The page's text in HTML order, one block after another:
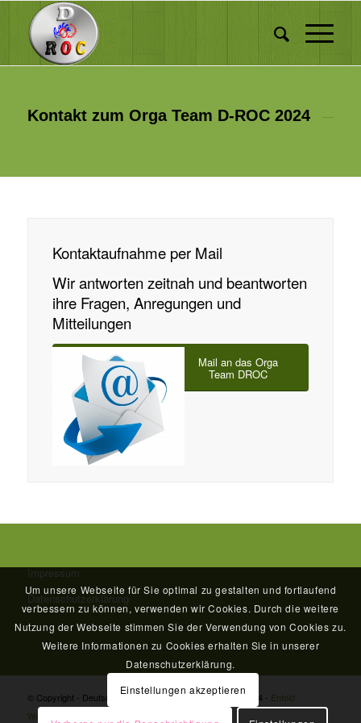
Kontakt zum Orga Team D-ROC 2024
Kontaktaufnahme per Mail
Wir antworten zeitnah und beantworten
ihre Fragen, Anregungen und
Mitteilungen
Mail an das Orga
Team DROC
Impressum
Datenschutzerklärung
© Copyright - Deutsches Rally Obedience Championat 2024 - Enfold
WordPress Theme by Kriesi
Um unsere Webseite für Sie optimal zu gestalten und fortlaufend
verbessern zu können, verwenden wir Cookies. Durch die weitere
Nutzung der Webseite stimmen Sie der Verwendung von Cookies zu.
Weitere Informationen zu Cookies erhalten Sie in unserer
Datenschutzerklärung.
Einstellungen akzeptieren